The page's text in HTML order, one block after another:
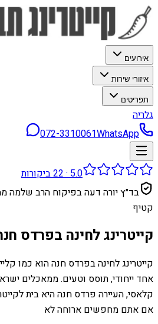
אירועים
איזורי שירות
תפריטים
גלריה
072-3310061WhatsApp
5.0
·
22ביקורות
בד״ץ יורה דעה בפיקוח הרב שלמה
קטיף
קייטרינג לחינה בפרדס
קייטרינג לחינה בפרדס חנה הוא כמו
אחד ייחודי, תוסס וטעים. ממאכלים
קלאסי, העיירה פרדס חנה היא בית
אם אתם מחפשים ארוחה לא